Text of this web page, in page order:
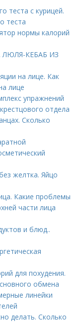
теста с курицей.
теста
нормы калорий
ЛЮЛЯ-КЕБАБ ИЗ
на лице. Как
лице
упражнений
отдела
Сколько
желтка. Яйцо
Какие проблемы
части лица
и блюд..
для похудения.
обмена
линейки
делать. Сколько